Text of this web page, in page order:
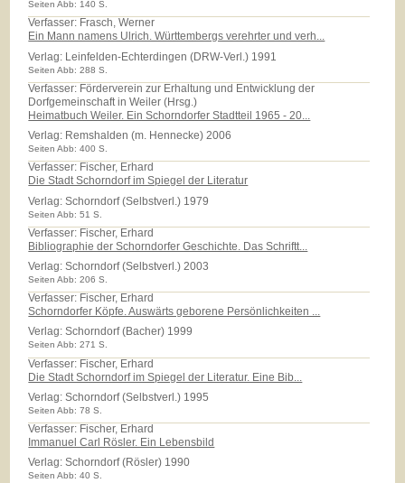
Seiten Abb: 140 S.
Verfasser: Frasch, Werner
Ein Mann namens Ulrich. Württembergs verehrter und verh...
Verlag: Leinfelden-Echterdingen (DRW-Verl.) 1991
Seiten Abb: 288 S.
Verfasser: Förderverein zur Erhaltung und Entwicklung der
Dorfgemeinschaft in Weiler (Hrsg.)
Heimatbuch Weiler. Ein Schorndorfer Stadtteil 1965 - 20...
Verlag: Remshalden (m. Hennecke) 2006
Seiten Abb: 400 S.
Verfasser: Fischer, Erhard
Die Stadt Schorndorf im Spiegel der Literatur
Verlag:Schorndorf (Selbstverl.) 1979
Seiten Abb: 51 S.
Verfasser: Fischer, Erhard
Bibliographie der Schorndorfer Geschichte. Das Schriftt...
Verlag:Schorndorf (Selbstverl.) 2003
Seiten Abb: 206 S.
Verfasser: Fischer, Erhard
Schorndorfer Köpfe. Auswärts geborene Persönlichkeiten ...
Verlag:Schorndorf (Bacher) 1999
Seiten Abb: 271 S.
Verfasser: Fischer, Erhard
Die Stadt Schorndorf im Spiegel der Literatur. Eine Bib...
Verlag:Schorndorf (Selbstverl.) 1995
Seiten Abb: 78 S.
Verfasser: Fischer, Erhard
Immanuel Carl Rösler. Ein Lebensbild
Verlag:Schorndorf (Rösler) 1990
Seiten Abb: 40 S.